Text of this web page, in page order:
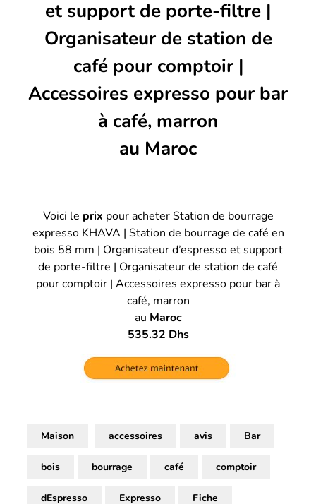
et support de porte-filtre |
Organisateur de station de
café pour comptoir |
Accessoires expresso pour bar
à café, marron
au Maroc
Voici le prix pour acheter Station de bourrage
expresso KHAVA | Station de bourrage de café en
bois 58 mm | Organisateur d’espresso et support
de porte-filtre | Organisateur de station de café
pour comptoir | Accessoires expresso pour bar à
café, marron
au Maroc
535.32 Dhs
Maison accessoires avis Bar
bois bourrage café comptoir
dEspresso Expresso Fiche